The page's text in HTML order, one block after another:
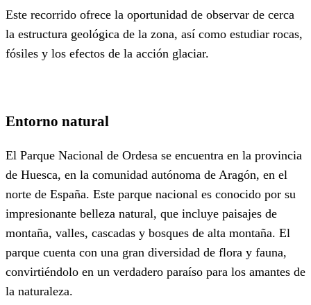
Este recorrido ofrece la oportunidad de observar de cerca
la estructura geológica de la zona, así como estudiar rocas,
fósiles y los efectos de la acción glaciar.
Entorno natural
El Parque Nacional de Ordesa se encuentra en la provincia
de Huesca, en la comunidad autónoma de Aragón, en el
norte de España. Este parque nacional es conocido por su
impresionante belleza natural, que incluye paisajes de
montaña, valles, cascadas y bosques de alta montaña. El
parque cuenta con una gran diversidad de flora y fauna,
convirtiéndolo en un verdadero paraíso para los amantes de
la naturaleza.